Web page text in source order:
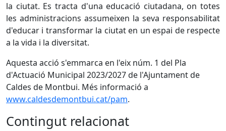
la ciutat. Es tracta d'una educació ciutadana, on totes
les administracions assumeixen la seva responsabilitat
d'educar i transformar la ciutat en un espai de respecte
a la vida i la diversitat.
Aquesta acció s'emmarca en l'eix núm. 1 del Pla
d'Actuació Municipal 2023/2027 de l'Ajuntament de
Caldes de Montbui. Més informació a
www.caldesdemontbui.cat/pam.
Contingut relacionat